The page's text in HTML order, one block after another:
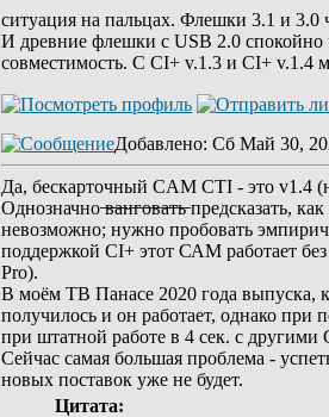
ситуация на пальцах. Флешки 3.1 и 3.0
И древние флешки с USB 2.0
совместимость. С CI+ v.1.3 и CI+ v.1.4
Добавлено: Сб Май 30,
Да, бескарточный CAM CTI - это v1.4
Однозначно ̶в̶а̶н̶г̶о̶в̶а̶т̶ь̶ предсказать,
невозможно; нужно пробовать
поддержкой CI+ этот САМ работает
Pro).
В моём ТВ Панасе 2020 года выпуска,
получилось и он работает, однако при
при штатной работе в 4 сек. с
Сейчас самая большая проблема -
новых поставок уже не будет.
Цитата: